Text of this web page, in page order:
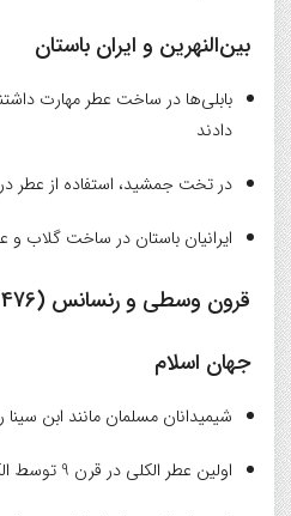
بین‌النهرین و ایران باستان
بابلی‌ها در ساخت عطر مهارت
دادند
در تخت جمشید، استفاده از عطر
ایرانیان باستان در ساخت گلاب
قرون وسطی و رنسانس (476 – 1600 م)
جهان اسلام
شیمیدانان مسلمان مانند ابن
اولین عطر الکلی در قرن 9 توسط الکندی ساخته شد